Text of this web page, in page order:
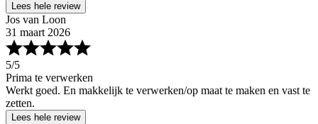
Lees hele review
Jos van Loon
31 maart 2026
5/5
Prima te verwerken
Werkt goed. En makkelijk te verwerken/op maat te maken en vast te
zetten.
Lees hele review